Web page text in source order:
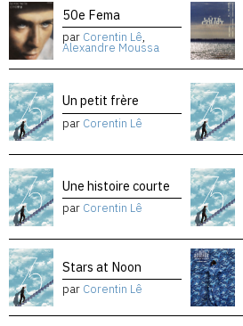
50e Fema
par Corentin Lê,
Alexandre Moussa
Un petit frère
par Corentin Lê
Une histoire courte
par Corentin Lê
Stars at Noon
par Corentin Lê